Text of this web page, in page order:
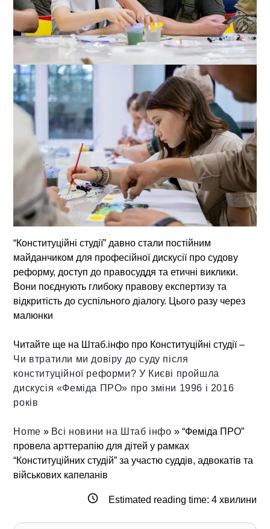
“Конституційні студії” давно стали постійним
майданчиком для професійної дискусії просудову
реформу, доступ до правосуддя та етичні виклики.
Вони поєднують глибоку правову експертизу та
відкритість до суспільного діалогу. Цього разу через
малюнки
Читайте ще на Штаб.інфо про Конституційні студії –
Чи втратили ми довіру до суду після
конституційної реформи? У Києві пройшла
дискусія «Феміда ПРО» про зміни 1996 і 2016
років
Home » Всі новини на Штаб інфо » “Феміда ПРО”
провела арттерапію для дітей у рамках
“Конституційних студій” за участю суддів, адвокатів та
військових капеланів
Estimated reading time: 4хвилини